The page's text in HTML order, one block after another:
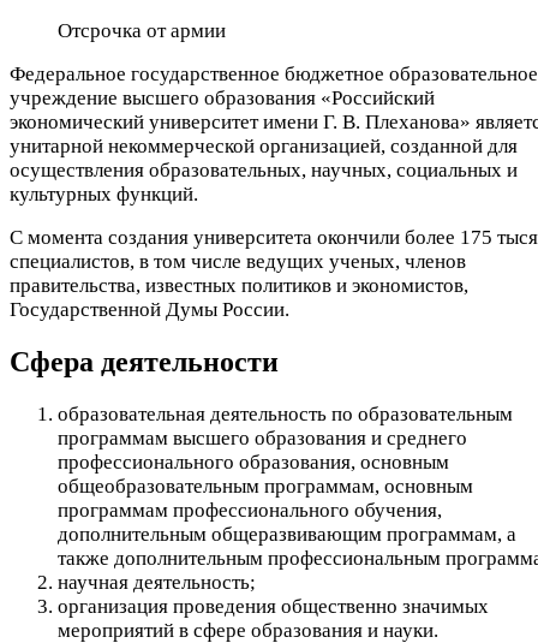
Отсрочка от армии
Федеральное государственное бюджетное образовательное
учреждение высшего образования «Российский
экономический университет имени Г. В. Плеханова»
унитарной некоммерческой организацией, созданной для
осуществления образовательных, научных, социальных и
культурных функций.
С момента создания университета окончили более 175
специалистов, в том числе ведущих ученых, членов
правительства, известных политиков и экономистов,
Государственной Думы России.
Сфера деятельности
образовательная деятельность по образовательным
программам высшего образования и среднего
профессионального образования, основным
общеобразовательным программам, основным
программам профессионального обучения,
дополнительным общеразвивающим программам, а
также дополнительным профессиональным
научная деятельность;
организация проведения общественно значимых
мероприятий в сфере образования и науки.